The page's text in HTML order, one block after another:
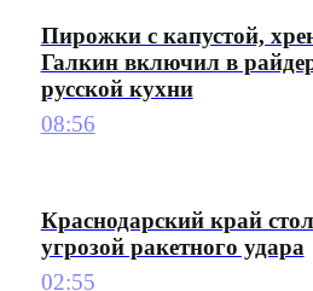
Пирожки с капустой,
Галкин включил в
русской кухни
08:56
Краснодарский край
угрозой ракетного удара
02:55